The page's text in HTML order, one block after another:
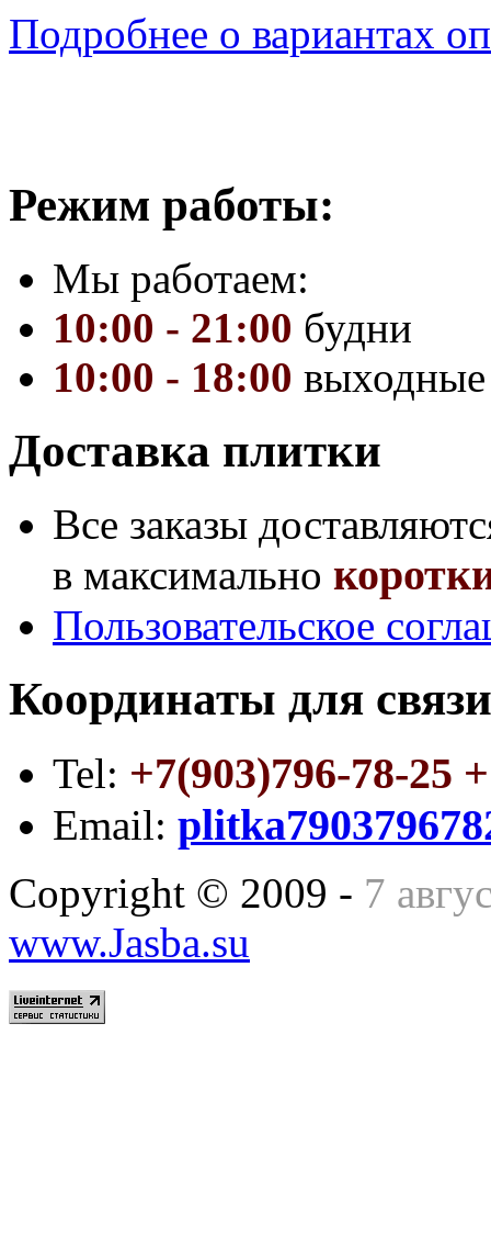
Подробнее о вариантах
Режим работы:
Мы работаем:
10:00 - 21:00 будни
10:00 - 18:00 выходные
Доставка плитки
Все заказы
в максимально
Пользовательское
Координаты для
Tel: +7(903)796-78-25
Email:
Copyright © 2009 - 7
www.Jasba.su